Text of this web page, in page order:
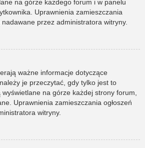
na górze każdego forum i w panelu
Uprawnienia zamieszczania
przez administratora witryny.
ważne informacje dotyczące
je przeczytać, gdy tylko jest to
wyświetlane na górze każdej strony forum,
Uprawnienia zamieszczania ogłoszeń
witryny.